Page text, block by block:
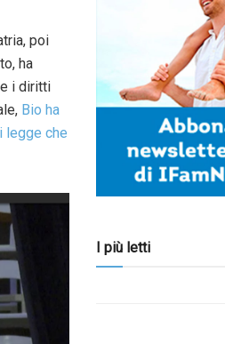
poi
ha
i diritti
Bio ha
legge che
I più letti